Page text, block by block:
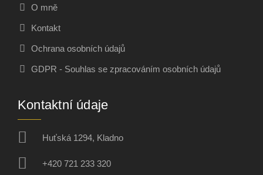
O mně
Kontakt
Ochrana osobních údajů
GDPR - Souhlas se zpracováním osobních údajů
Kontaktní údaje
Huťská 1294, Kladno
+420 721 233 320